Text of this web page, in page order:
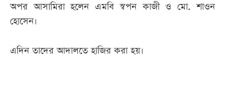
অপর আসামিরা হলেন এমবি স্বপন কাজী ও মো. শাওন
হোসেন।
এদিন তাদের আদালতে হাজির করা হয়।